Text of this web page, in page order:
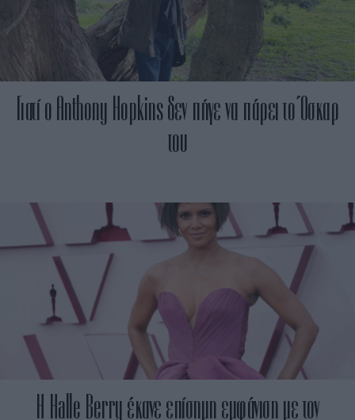
Γιατί ο Anthony Hopkins δεν πήγε να πάρει το Όσκαρ
του
H Halle Berry έκανε επίσημη εμφάνιση με τον